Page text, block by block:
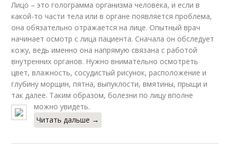
Лицо – это голограмма организма человека, и если в
какой-то части тела или в органе появляется проблема,
она обязательно отражается на лице. Опытный врач
начинает осмотр с лица пациента. Сначала он обследует
кожу, ведь именно она напрямую связана с работой
внутренних органов. Нужно внимательно осмотреть
цвет, влажность, сосудистый рисунок, расположение и
глубину морщин, пятна, выпуклости, вмятины, прыщи и
так далее. Таким образом, болезни по лицу вполне
можно увидеть.
Читать дальше →